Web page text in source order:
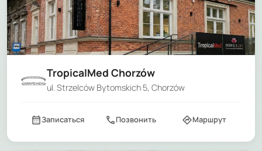
TropicalMed Chorzów
ul. Strzelców Bytomskich 5, Chorzów
calendar_monthЗаписаться callПозвонить directionsМаршрут